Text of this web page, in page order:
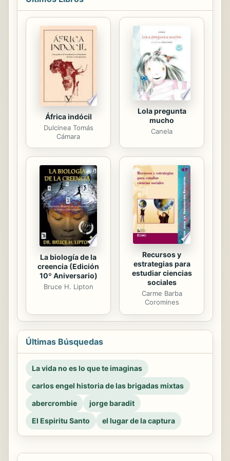
acaso su mejor película- sino el
nacimiento de un género, que
algunos llamarían después "análisis
de la decadencia", donde se aúnan la
historia, la voluntad comprometida y
un refinado y vistoso esteticismo.
Por otra parte, y es la parte más
atractiva de este ensayo vitalista,
Luis Antonio de ...
África indócil
Dulcinea Tomás
Cámara
Lola pregunta
mucho
Canela
La biología de la
creencia (Edición
10º Aniversario)
Bruce H. Lipton
Recursos y
estrategias para
estudiar ciencias
sociales
Carme Barba
Coromines
Últimas Búsquedas
La vida no es lo que te imaginas
carlos engel historia de las brigadas mixtas
abercrombie
jorge baradit
El Espiritu Santo
el lugar de la captura